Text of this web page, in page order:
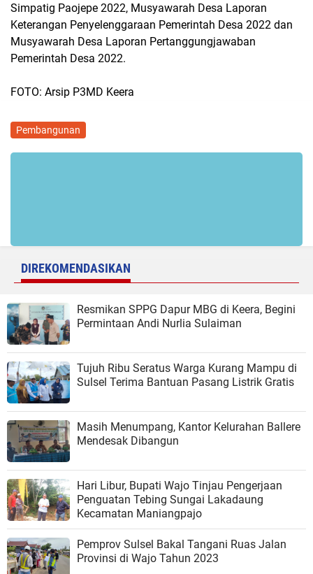
Simpatig Paojepe 2022, Musyawarah Desa Laporan
Keterangan Penyelenggaraan Pemerintah Desa 2022 dan
Musyawarah Desa Laporan Pertanggungjawaban
Pemerintah Desa 2022.
FOTO: Arsip P3MD Keera
Pembangunan
DIREKOMENDASIKAN
Resmikan SPPG Dapur MBG di Keera, Begini
Permintaan Andi Nurlia Sulaiman
Tujuh Ribu Seratus Warga Kurang Mampu di
Sulsel Terima Bantuan Pasang Listrik Gratis
Masih Menumpang, Kantor Kelurahan Ballere
Mendesak Dibangun
Hari Libur, Bupati Wajo Tinjau Pengerjaan
Penguatan Tebing Sungai Lakadaung
Kecamatan Maniangpajo
Pemprov Sulsel Bakal Tangani Ruas Jalan
Provinsi di Wajo Tahun 2023